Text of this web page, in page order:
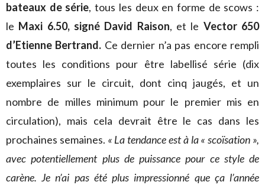
bateaux de série, tous les deux en forme de scows :
le Maxi 6.50, signé David Raison, et le Vector 650
d’Etienne Bertrand. Ce dernier n’a pas encore rempli
toutes les conditions pour être labellisé série (dix
exemplaires sur le circuit, dont cinq jaugés, et un
nombre de milles minimum pour le premier mis en
circulation), mais cela devrait être le cas dans les
prochaines semaines. « La tendance est à la « scoïsation »,
avec potentiellement plus de puissance pour ce style de
carène. Je n’ai pas été plus impressionné que ça l’année